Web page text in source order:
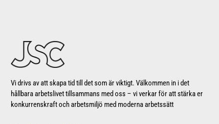
Vi drivs av att skapa tid till det som är viktigt. Välkommen in i det
hållbara arbetslivet tillsammans med oss – vi verkar för att stärka er
konkurrenskraft och arbetsmiljö med moderna arbetssätt